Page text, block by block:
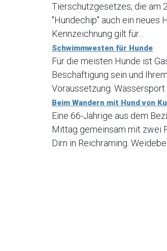
Tierschutzgesetzes, die am
"Hundechip" auch ein neues
Kennzeichnung gilt für...
Schwimmwesten für Hunde
Für die meisten Hunde ist
Beschäftigung sein und
Voraussetzung. Wassersport
Beim Wandern mit Hund von
Eine 66-Jährige aus dem
Mittag gemeinsam mit zwei
Dirn in Reichraming.